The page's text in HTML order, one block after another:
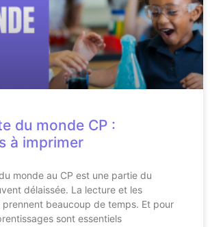
du monde CP :
à imprimer
monde au CP est une partie du
délaissée. La lecture et les
prennent beaucoup de temps. Et pour
sont essentiels